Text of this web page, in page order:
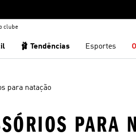
clube
🩰 Tendências Esportes
para natação
PARA